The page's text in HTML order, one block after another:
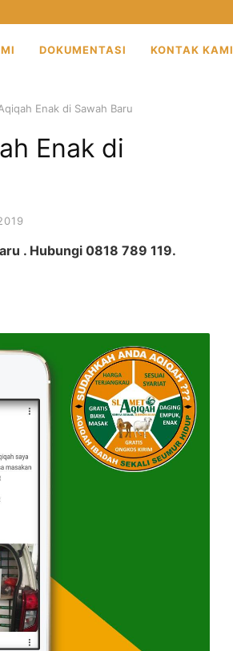
DOKUMENTASI KONTAK KAMI
Enak di Sawah Baru
Enak di
. Hubungi 0818 789 119.